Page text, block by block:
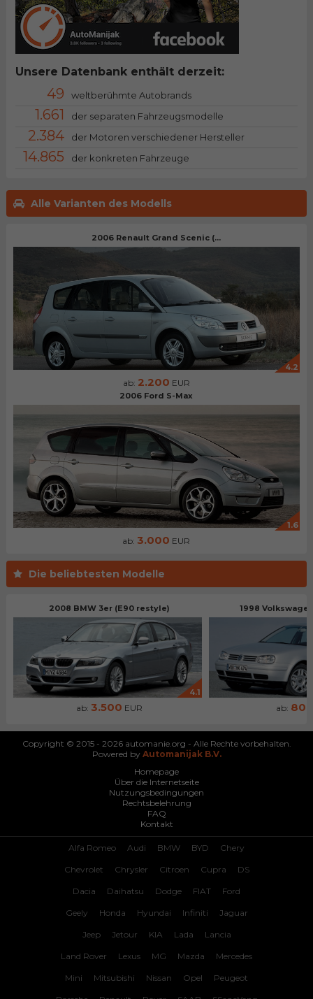
Alle Varianten des Modells
2006 Renault Grand Scenic (...
4.2
ab: 2.200 EUR
2006 Ford S-Max
1.6
ab: 3.000 EUR
Die beliebtesten Modelle
2008 BMW 3er (E90 restyle)
4.1
ab: 3.500 EUR
1998
ab: 800
Unsere Datenbank enthält derzeit:
49 weltberühmte Autobrands
1.661 der separaten Fahrzeugsmodelle
2.384 der Motoren verschiedener Hersteller
14.865 der konkreten Fahrzeuge
Copyright © 2015 - 2026 automanie.org - Alle Rechte vorbehalten.
Powered by Automanijak B.V.
Homepage
Über die Internetseite
Nutzungsbedingungen
Rechtsbelehrung
FAQ
Kontakt
Alfa Romeo Audi BMW BYD Chery
Chevrolet Chrysler Citroen Cupra DS
Dacia Daihatsu Dodge FIAT Ford
Geely Honda Hyundai Infiniti Jaguar
Jeep Jetour KIA Lada Lancia
Land Rover Lexus MG Mazda Mercedes
Mini Mitsubishi Nissan Opel Peugeot